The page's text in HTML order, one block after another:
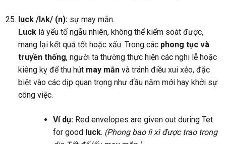
luck /lʌk/ (n):sự may mắn.
Lucklà yếu tố ngẫu nhiên, không thể kiểm soát được,
mang lại kết quả tốt hoặc xấu. Trong các phong tục và
truyền thống, người ta thường thực hiện các nghi lễ hoặc
kiêng kỵ để thu hút may mắnvà tránh điều xui xẻo, đặc
biệt vào các dịp quan trọng như đầu năm mới hay khởi sự
công việc.
Ví dụ:Red envelopes are given out during Tet
for good luck. (Phong bao lì xì được trao trong